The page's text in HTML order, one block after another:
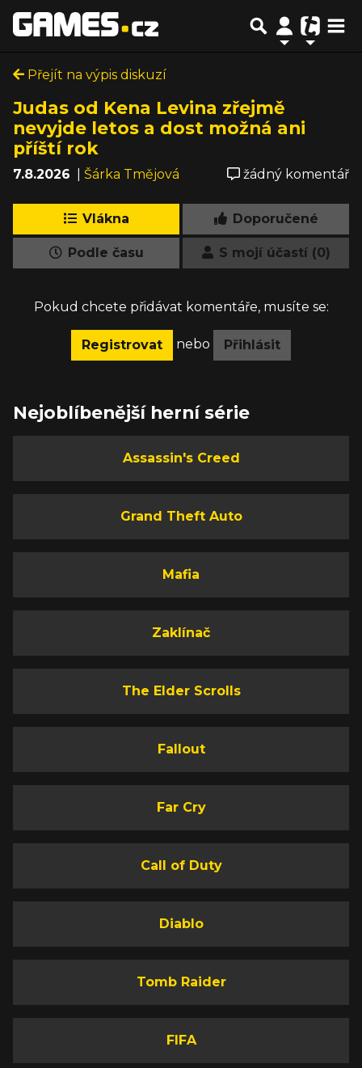
Přejít na výpis diskuzí
Judas od Kena Levina zřejmě
nevyjde letos a dost možná ani
příští rok
7.8.2026 Šárka Tmějová žádný komentář
Vlákna Doporučené
Podle času S mojí účastí (0)
Pokud chcete přidávat komentáře, musíte se:
Registrovat nebo Přihlásit
Nejoblíbenější herní série
Assassin's Creed
Grand Theft Auto
Mafia
Zaklínač
The Elder Scrolls
Fallout
Far Cry
Call of Duty
Diablo
Tomb Raider
FIFA